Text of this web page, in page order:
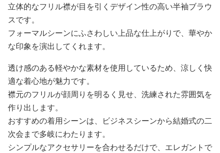
立体的なフリル襟が目を引くデザイン性の高い半袖ブラウ
スです。
フォーマルシーンにふさわしい上品な仕上がりで、華やか
な印象を演出してくれます。
透け感のある軽やかな素材を使用しているため、涼しく快
適な着心地が魅力です。
襟元のフリルが顔周りを明るく見せ、洗練された雰囲気を
作り出します。
おすすめの着用シーンは、ビジネスシーンから結婚式の二
次会まで多岐にわたります。
シンプルなアクセサリーを合わせるだけで、エレガントで